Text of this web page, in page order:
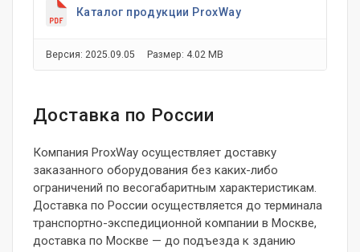
Каталог продукции ProxWay
Версия: 2025.09.05 Размер: 4.02 MB
Доставка по России
Компания ProxWay осуществляет доставку
заказанного оборудования без каких-либо
ограничений по весогабаритным характеристикам.
Доставка по России осуществляется до терминала
транспортно-экспедиционной компании в Москве,
доставка по Москве — до подъезда к зданию